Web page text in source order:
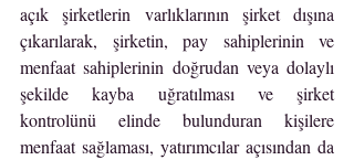
açık şirketlerin varlıklarının şirket dışına
çıkarılarak, şirketin, pay sahiplerinin ve
menfaat sahiplerinin doğrudan veya dolaylı
şekilde kayba uğratılması ve şirket
kontrolünü elinde bulunduran kişilere
menfaat sağlaması, yatırımcılar açısından da